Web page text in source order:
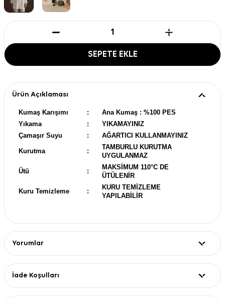
SEPETE EKLE
Ürün Açıklaması
Kumaş Karışımı :
Ana Kumaş : %100 PES
Yıkama
:
YIKAMAYINIZ
Çamaşır Suyu
: AĞARTICI KULLANMAYINIZ
Kurutma :
TAMBURLU KURUTMA
UYGULANMAZ
Ütü :
MAKSİMUM 110°C DE
ÜTÜLENİR
Kuru Temizleme :
KURU TEMİZLEME
YAPILABİLİR
Yorumlar
İade Koşulları